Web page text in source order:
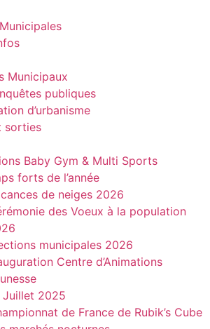
Municipaux
publiques
d’urbanisme
sorties
Baby Gym & Multi Sports
forts de l’année
de neiges 2026
des Voeux à la population
municipales 2026
Centre d’Animations
Juillet 2025
de France de Rubik’s Cube